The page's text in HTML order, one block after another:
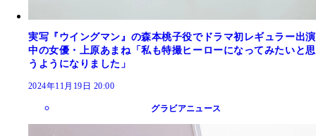
実写『ウイングマン』の森本桃子役でドラマ初レギュラー出演
中の女優・上原あまね「私も特撮ヒーローになってみたいと思
うようになりました」
2024年11月19日 20:00
グラビアニュース